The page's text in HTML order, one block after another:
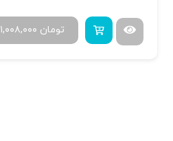
۱,۰۰۸,۰۰۰ تومان